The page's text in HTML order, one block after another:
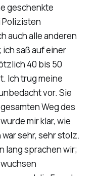
geschenkte
Polizisten
auch alle anderen
saß auf einer
40 bis 50
Ich trug meine
vor. Sie
Weg des
mir klar, wie
sehr, sehr stolz.
lang sprachen wir;